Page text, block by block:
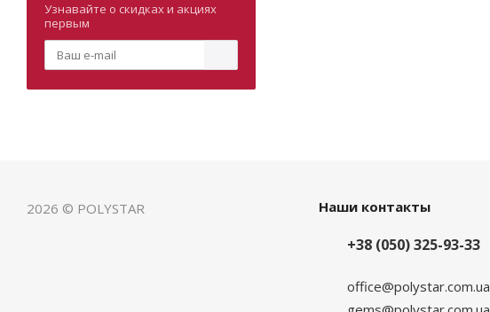
Узнавайте о скидках и акциях
первым
2026 © POLYSTAR Наши контакты
+38 (050) 325-93-33
office@polystar.com.ua